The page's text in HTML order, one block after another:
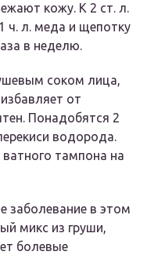
кожу. К 2 ст. л.
ч. л. меда и щепотку
в неделю.
соком лица,
от
Понадобятся 2
водорода.
тампона на
заболевание в этом
микс из груши,
болевые